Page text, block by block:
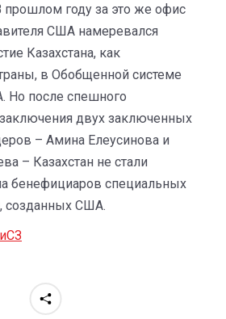
прошлом году за это же офис
США намеревался
Казахстана, как
в Обобщенной системе
Но после спешного
двух заключенных
– Амина Елеусинова и
– Казахстан не стали
бенефициаров специальных
созданных США.